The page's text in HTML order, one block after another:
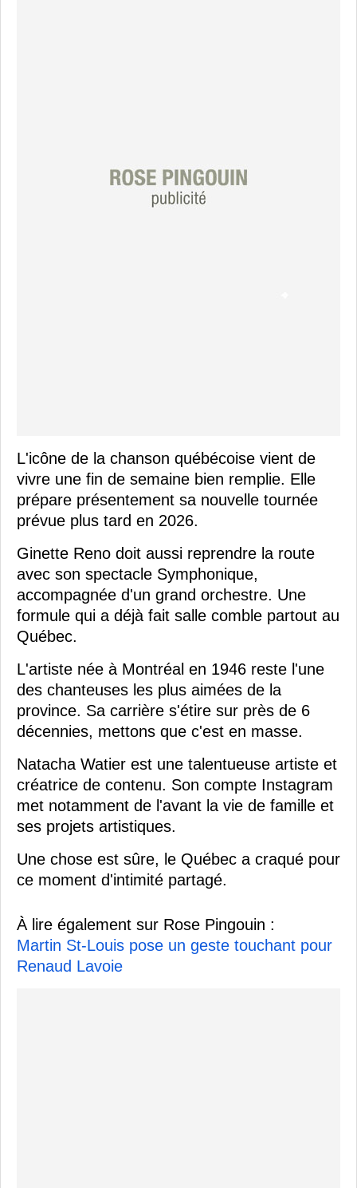
L'icône de la chanson québécoise vient de
vivre une fin de semaine bien remplie. Elle
prépare présentement sa nouvelle tournée
prévue plus tard en 2026.
Ginette Reno doit aussi reprendre la route
avec son spectacle Symphonique,
accompagnée d'un grand orchestre. Une
formule qui a déjà fait salle comble partout au
Québec.
L'artiste née à Montréal en 1946 reste l'une
des chanteuses les plus aimées de la
province. Sa carrière s'étire sur près de 6
décennies, mettons que c'est en masse.
Natacha Watier est une talentueuse artiste et
créatrice de contenu. Son compte Instagram
met notamment de l'avant la vie de famille et
ses projets artistiques.
Une chose est sûre, le Québec a craqué pour
ce moment d'intimité partagé.
À lire également sur Rose Pingouin :
Martin St-Louis pose un geste touchant pour
Renaud Lavoie